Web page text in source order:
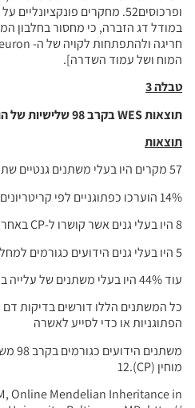
ופרכוסים52. מחקרים
המוח ושל עמוד השדרה].
טבלה 3
תוצאותWESבקרב 98 שלישיות של הורים נפגעי
תוצאות
57 מקרים היו בעלי משתנים גנטיים שתוקפו
14% הוערכו כפתוגניים לפי קריטריונים ביואינפורמטיים נוקשים
8 היו בעלי גנים אשר קושרו ל-CP באחרונה
5 היו בעלי גנים הידועים כגורמים למחלה, נפגעי CP, שהיה פנוטיפ חדש
עוד 44% היו בעלי משתנים של עלייה ביואינפורמטית פחותה יותר
כל המשתנים הללו דורשים בדיקות
הפתוגניות או כדי לסייע לאשרה
מוחין (CP).12
Online Mendelian Inheritance in